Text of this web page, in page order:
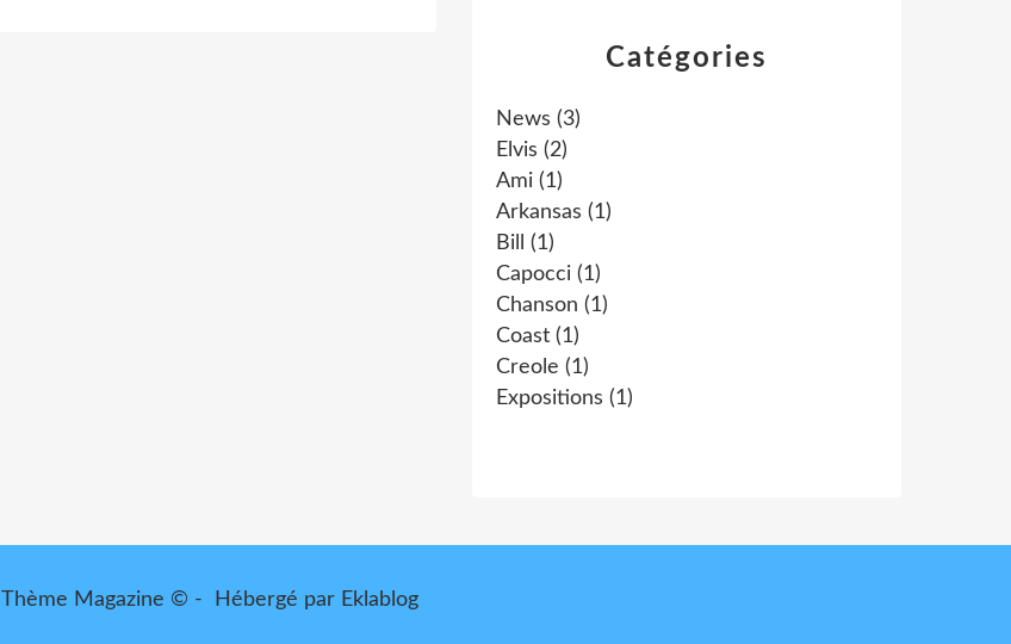
Catégories
News (3)
Elvis (2)
Ami (1)
Arkansas (1)
Bill
(1)
Capocci (1)
Chanson (1)
Coast (1)
Creole (1)
Expositions (1)
Thème Magazine © - Hébergé par Eklablog